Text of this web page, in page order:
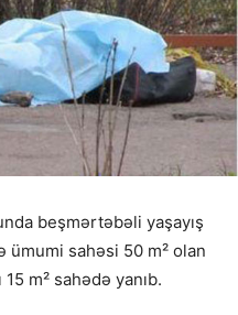
beşmərtəbəli yaşayış
ümumi sahəsi 50 m² olan
m² sahədə yanıb.